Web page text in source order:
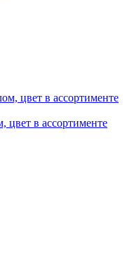
цвет в ассортименте